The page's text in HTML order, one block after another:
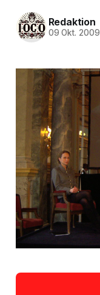
Redaktion
09 Okt. 2009